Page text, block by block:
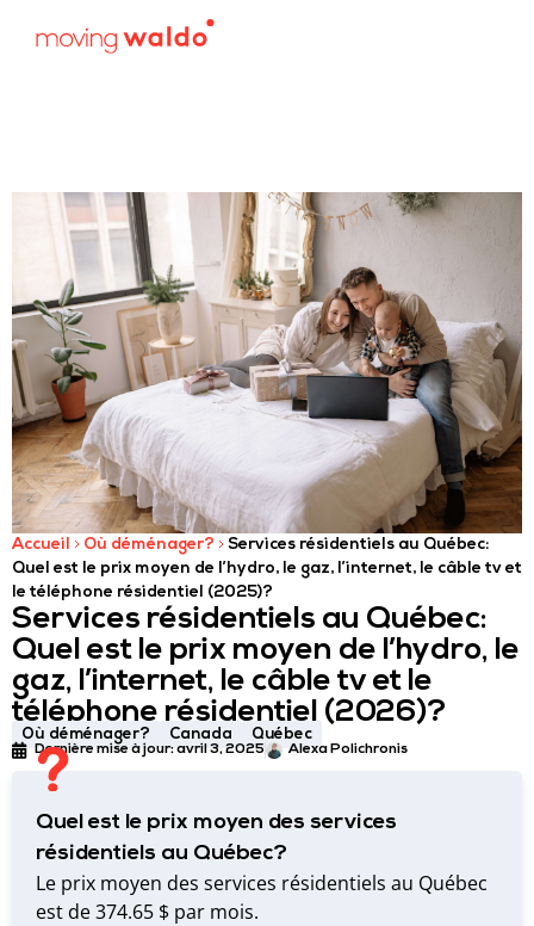
Accueil Où déménager?
Services résidentiels au Québec:
Quel est le prix moyen de l’hydro, le gaz, l’internet, le câble tv et
le téléphone résidentiel (2025)?
Services résidentiels au Québec:
Quel est le prix moyen de l’hydro, le
gaz, l’internet, le câble tv et le
téléphone résidentiel (2026)?
Où déménager? Canada Québec
Dernière mise à jour:avril 3, 2025 Alexa Polichronis
Quel est le prix moyen des services
résidentiels au Québec?
Le prix moyen des services résidentiels au Québec
est de 374.65 $ par mois.